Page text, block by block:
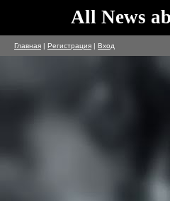
All News
Главная | Регистрация | Вход